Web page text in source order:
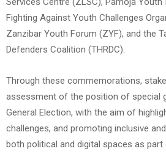
Fighting Against Youth Challenges
Zanzibar Youth Forum (ZYF), and the
Defenders Coalition (THRDC).
Through these commemorations,
assessment of the position of special
General Election, with the aim of
challenges, and promoting inclusive
both political and digital spaces as